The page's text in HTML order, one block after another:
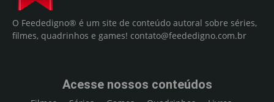
O Feededigno® é um site de conteúdo autoral sobre séries,
filmes, quadrinhos e games! contato@feededigno.com.br
Acesse nossos conteúdos